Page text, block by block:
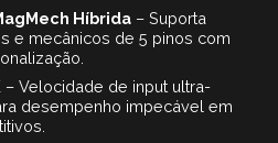
Híbrida – Suporta
e mecânicos de 5 pinos com
– Velocidade de input ultra-
desempenho impecável em